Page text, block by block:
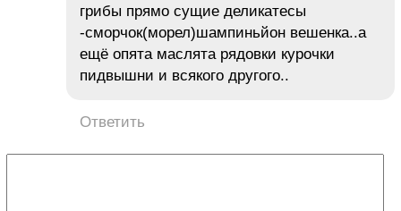
грибы прямо сущие деликатесы
-сморчок(морел)шампиньйон вешенка..а
ещё опята маслята рядовки курочки
пидвышни и всякого другого..
Ответить